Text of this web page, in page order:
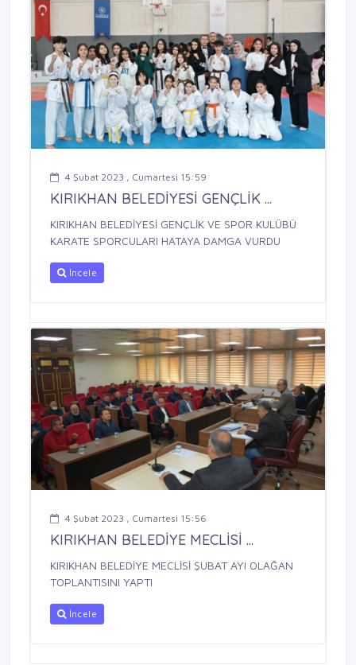
4 Şubat 2023 , Cumartesi 15:59
KIRIKHAN BELEDİYESİ GENÇLİK ...
KIRIKHAN BELEDİYESİ GENÇLİK VE SPOR KULÜBÜ
KARATE SPORCULARI HATAYA DAMGA VURDU
İncele
4 Şubat 2023 , Cumartesi 15:56
KIRIKHAN BELEDİYE MECLİSİ ...
KIRIKHAN BELEDİYE MECLİSİ ŞUBAT AYI OLAĞAN
TOPLANTISINI YAPTI
İncele